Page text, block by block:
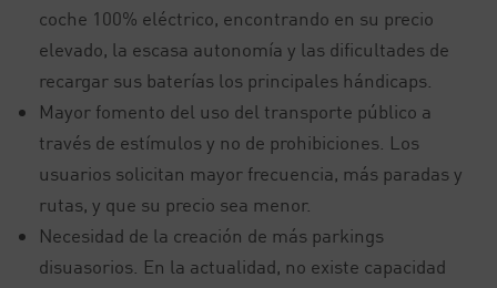
coche 100% eléctrico, encontrando en su precio
elevado, la escasa autonomía y las dificultades de
recargar sus baterías los principales hándicaps.
Mayor fomento del uso del transporte público a
través de estímulos y no de prohibiciones. Los
usuarios solicitan mayor frecuencia, más paradas y
rutas, y que su precio sea menor.
Necesidad de la creación de más parkings
disuasorios. En la actualidad, no existe capacidad